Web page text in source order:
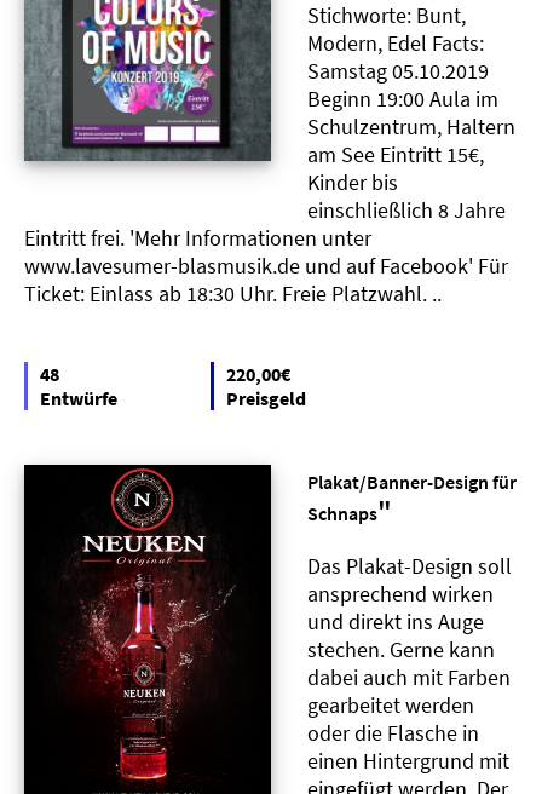
Stichworte: Bunt,
Modern, Edel Facts:
Samstag 05.10.2019
Beginn 19:00 Aula im
Schulzentrum, Haltern
am See Eintritt 15€,
Kinder bis
einschließlich 8 Jahre
Eintritt frei. 'Mehr Informationen unter
www.lavesumer-blasmusik.de und auf Facebook' Für
Ticket: Einlass ab 18:30 Uhr. Freie Platzwahl. ..
48
Entwürfe
220,00€
Preisgeld
Plakat/Banner-Design für
Schnaps"
Das Plakat-Design soll
ansprechend wirken
und direkt ins Auge
stechen. Gerne kann
dabei auch mit Farben
gearbeitet werden
oder die Flasche in
einen Hintergrund mit